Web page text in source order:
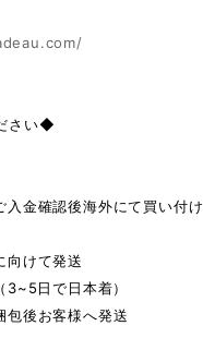
さい◆
入金確認後海外にて買い付け
向けて発送
本着）
包後お客様へ発送